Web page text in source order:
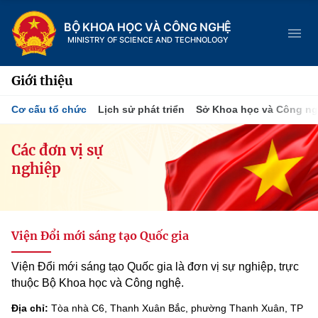
BỘ KHOA HỌC VÀ CÔNG NGHỆ
MINISTRY OF SCIENCE AND TECHNOLOGY
Trang chủ
Chức năng nhiệm vụ
Cơ cấu tổ chức
Lịch sử phát triển
Tin tức sự kiện
Khoa học và Công nghệ
Đổi mới sáng tạo
Dịch vụ công
Giới thiệu
Cơ cấu tổ chức Lịch sử phát triển Sở Khoa học và Công
Các đơn vị sự
nghiệp
Viện Đổi mới sáng tạo Quốc gia
Viện Đổi mới sáng tạo Quốc gia là đơn vị sự nghiệp, trực
thuộc Bộ Khoa học và Công nghệ.
Địa chỉ: Tòa nhà C6, Thanh Xuân Bắc, phường Thanh Xuân, TP